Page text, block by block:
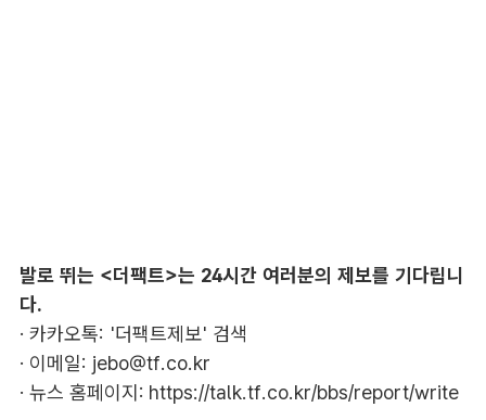
발로 뛰는 <더팩트>는 24시간 여러분의 제보를 기다립니
다.
· 카카오톡: '더팩트제보' 검색
· 이메일: jebo@tf.co.kr
· 뉴스 홈페이지: https://talk.tf.co.kr/bbs/report/write